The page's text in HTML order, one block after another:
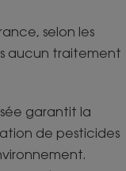
selon les
aucun traitement
garantit la
de pesticides